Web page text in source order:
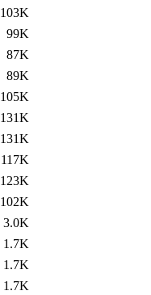
103K
99K
87K
89K
105K
131K
131K
117K
123K
102K
3.0K
1.7K
1.7K
1.7K